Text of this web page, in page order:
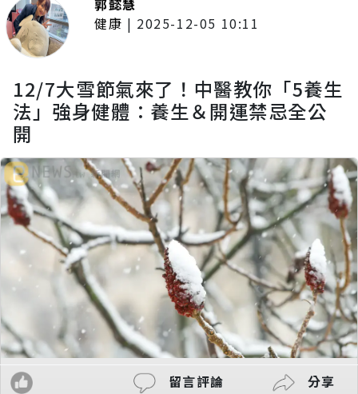
健康 | 2025-12-05 10:11
12/7大雪節氣來了！中醫教你「5養生
法」強身健體：養生＆開運禁忌全公
開
留言評論 分享